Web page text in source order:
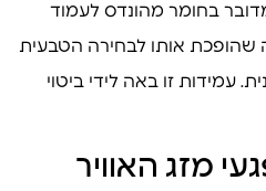
בחומר מהונדס לעמוד
שהופכת אותו לבחירה הטבעית
עמידות זו באה לידי ביטוי
מזג האוויר